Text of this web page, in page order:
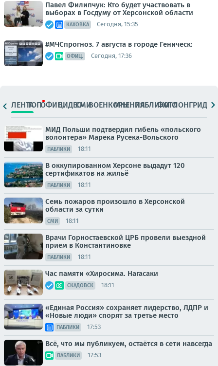
Павел Филипчук: Кто будет участвовать в
выборах в Госдуму от Херсонской области
КАХОВКА Сегодня, 15:35
#МЧСпрогноз. 7 августа в городе Геническ:
ОФИЦ. Сегодня, 17:36
ЛЕНТАТОПОФИЦ.ВИДЕОСМИВОЕНКОРЫМНЕНИЯПАБЛИКИ
ФОТОЛОНГРИДЫ
МИД Польши подтвердил гибель «польского
волонтера» Марека Русека-Вольского
ПАБЛИКИ 18:11
В оккупированном Херсоне выдадут 120
сертификатов на жильё
ПАБЛИКИ 18:11
Семь пожаров произошло в Херсонской
области за сутки
СМИ 18:11
Врачи Горностаевской ЦРБ провели выездной
прием в Константиновке
ПАБЛИКИ 18:11
Час памяти «Хиросима. Нагасаки
СКАДОВСК 18:11
«Единая Россия» сохраняет лидерство, ЛДПР и
«Новые люди» спорят за третье место
ПАБЛИКИ 17:53
Всё, что мы публикуем, остаётся в сети навсегда
ПАБЛИКИ 17:53